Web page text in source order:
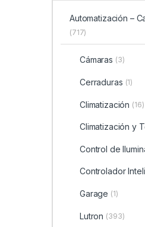
Automatización –
(717)
Cámaras (3)
Cerraduras (1)
Climatización (16)
Climatización y
Control de
Controlador
Garage (1)
Lutron (393)